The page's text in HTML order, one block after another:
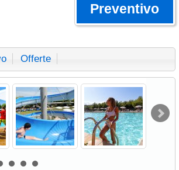
Preventivo
Offerte